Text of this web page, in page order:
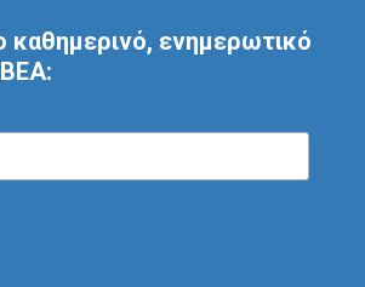
καθημερινό, ενημερωτικό